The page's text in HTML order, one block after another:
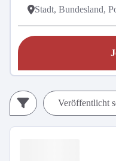
Veröffentlicht